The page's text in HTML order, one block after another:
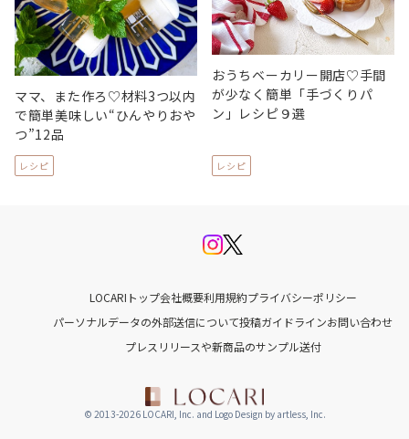
ママ、また作ろ♡材料3つ以内
で簡単美味しい“ひんやりおや
つ”12品
レシピ
おうちベーカリー開店♡手間
が少なく簡単「手づくりパ
ン」レシピ９選
レシピ
LOCARIトップ会社概要利用規約プライバシーポリシー
パーソナルデータの外部送信について投稿ガイドラインお問い合わせ
プレスリリースや新商品のサンプル送付
© 2013-2026 LOCARI, Inc. and Logo Design by artless, Inc.